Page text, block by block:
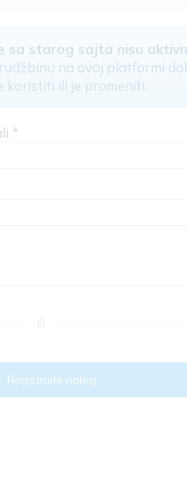
sa starog sajta nisu
na ovoj platformi
koristiti ili je promeniti.
*
nalog